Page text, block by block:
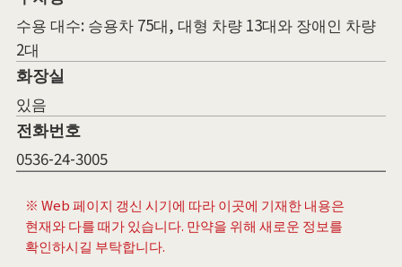
수용 대수: 승용차 75대, 대형 차량 13대와 장애인 차량
2대
화장실
있음
전화번호
0536-24-3005
※ Web 페이지 갱신 시기에 따라 이곳에 기재한 내용은
현재와 다를 때가 있습니다. 만약을 위해 새로운 정보를
확인하시길 부탁합니다.